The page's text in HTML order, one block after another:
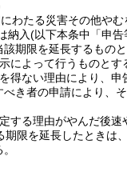
わたる災害その他や
納入(以下本条中「申告
期限を延長するものと
によって行うものとす
得ない理由により、
き者の申請により、
する理由がやんだ後速
期限を延長したときは